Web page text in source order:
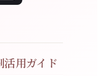
活用ガイド